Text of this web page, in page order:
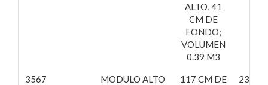
ALTO, 41
CM DE
FONDO;
VOLUMEN
0.39 M3
3567
MODULO ALTO
117 CM DE